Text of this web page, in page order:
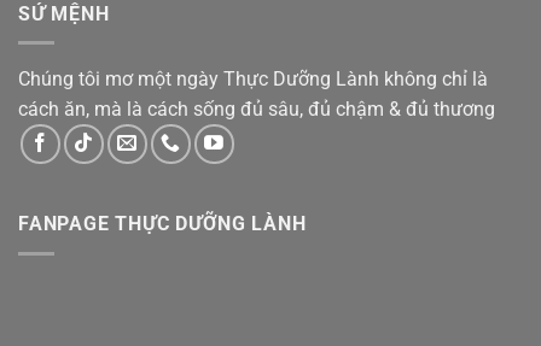
SỨ MỆNH
Chúng tôi mơ một ngày Thực Dưỡng Lành không chỉ là
cách ăn, mà là cách sống đủ sâu, đủ chậm & đủ thương
FANPAGE THỰC DƯỠNG LÀNH